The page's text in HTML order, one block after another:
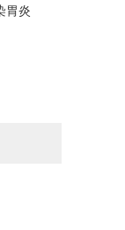
胃炎